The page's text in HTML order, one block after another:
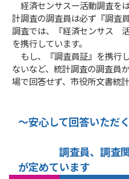
経済センサスー活動調査を
計調査の調査員は必ず『調査
調査では、『経済センサス
を携行しています。
もし、『調査員証』を携行
ないなど、統計調査の調査員
場で回答せず、市役所文書統
～安心して回
調査員、調査関係
が定めています